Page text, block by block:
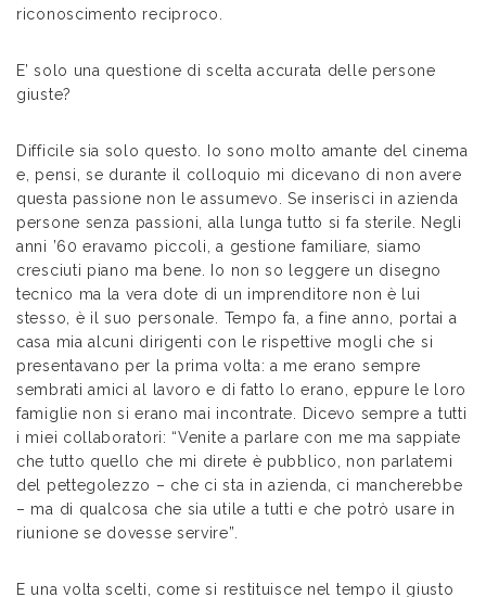
riconoscimento reciproco.
E’ solo una questione di scelta accurata delle persone
giuste?
Difficile sia solo questo. Io sono molto amante del cinema
e, pensi, se durante il colloquio mi dicevano di non avere
questa passione non le assumevo. Se inserisci in azienda
persone senza passioni, alla lunga tutto si fa sterile. Negli
anni ’60 eravamo piccoli, a gestione familiare, siamo
cresciuti piano ma bene. Io non so leggere un disegno
tecnico ma la vera dote di un imprenditore non è lui
stesso, è il suo personale. Tempo fa, a fine anno, portai a
casa mia alcuni dirigenti con le rispettive mogli che si
presentavano per la prima volta: a me erano sempre
sembrati amici al lavoro e di fatto lo erano, eppure le loro
famiglie non si erano mai incontrate. Dicevo sempre a tutti
i miei collaboratori: “Venite a parlare con me ma sappiate
che tutto quello che mi direte è pubblico, non parlatemi
del pettegolezzo – che ci sta in azienda, ci mancherebbe
– ma di qualcosa che sia utile a tutti e che potrò usare in
riunione se dovesse servire”.
E una volta scelti, come si restituisce nel tempo il giusto